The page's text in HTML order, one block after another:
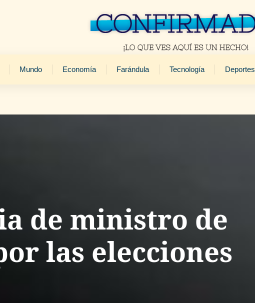
Mundo Economía Farándula Tecnología Deportes
de ministro de
las elecciones